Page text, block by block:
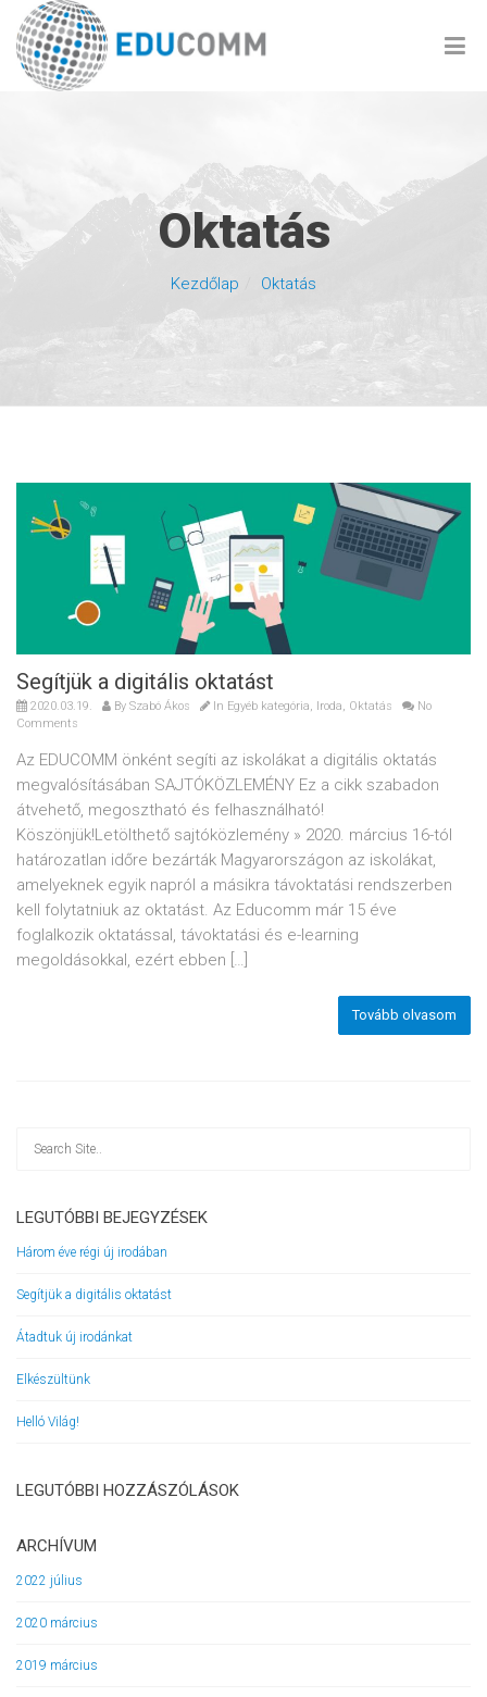
Oktatás
Kezdőlap Oktatás
Segítjük a digitális oktatást
2020.03.19. By Szabó Ákos In Egyéb kategória, Iroda, Oktatás
No
Comments
Az EDUCOMM önként segíti az iskolákat a digitális oktatás
megvalósításában SAJTÓKÖZLEMÉNY Ez a cikk szabadon
átvehető, megosztható és felhasználható!
Köszönjük!Letölthető sajtóközlemény » 2020. március 16-tól
határozatlan időre bezárták Magyarországon az iskolákat,
amelyeknek egyik napról a másikra távoktatási rendszerben
kell folytatniuk az oktatást. Az Educomm már 15 éve
foglalkozik oktatással, távoktatási és e-learning
megoldásokkal, ezért ebben […]
Tovább olvasom
LEGUTÓBBI BEJEGYZÉSEK
Három éve régi új irodában
Segítjük a digitális oktatást
Átadtuk új irodánkat
Elkészültünk
Helló Világ!
LEGUTÓBBI HOZZÁSZÓLÁSOK
ARCHÍVUM
2022 július
2020 március
2019 március